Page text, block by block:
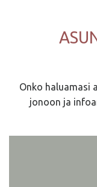
Onko haluamasi
jonoon ja